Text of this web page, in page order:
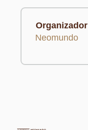
Organizador
Neomundo